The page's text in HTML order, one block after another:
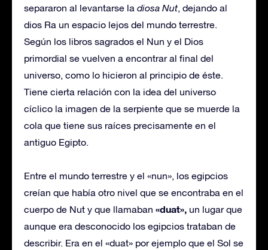
separaron al levantarse la diosa Nut, dejando al
dios Ra un espacio lejos del mundo terrestre.
Según los libros sagrados el Nun y el Dios
primordial se vuelven a encontrar al final del
universo, como lo hicieron al principio de éste.
Tiene cierta relación con la idea del universo
cíclico la imagen de la serpiente que se muerde la
cola que tiene sus raíces precisamente en el
antiguo Egipto.
Entre el mundo terrestre y el «nun», los egipcios
creían que había otro nivel que se encontraba en el
cuerpo de Nut y que llamaban «duat», un lugar que
aunque era desconocido los egipcios trataban de
describir. Era en el «duat» por ejemplo que el Sol se